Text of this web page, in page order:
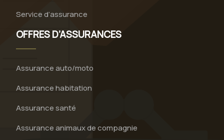
Service d’assurance
OFFRES D’ASSURANCES
Assurance auto/moto
Assurance habitation
Assurance santé
Assurance animaux de compagnie